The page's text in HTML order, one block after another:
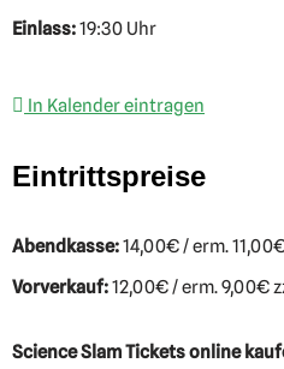
Einlass:19:30 Uhr
In Kalender eintragen
Eintrittspreise
Abendkasse:14,00€ / erm.
Vorverkauf:12,00€ / erm. 9,00€
Science Slam Tickets online